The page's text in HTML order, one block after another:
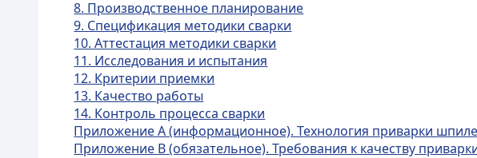
8. Производственное планирование
9. Спецификация методики сварки
10. Аттестация методики сварки
11. Исследования и испытания
12. Критерии приемки
13. Качество работы
14. Контроль процесса сварки
Приложение А (информационное). Технология приварки
Приложение В (обязательное). Требования к качеству